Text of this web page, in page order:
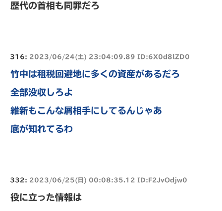
歴代の首相も同罪だろ
316: 2023/06/24(土) 23:04:09.89 ID:6X0d8lZD0
竹中は租税回避地に多くの資産があるだろ
全部没収しろよ
維新もこんな屑相手にしてるんじゃあ
底が知れてるわ
332: 2023/06/25(日) 00:08:35.12 ID:F2JvOdjw0
役に立った情報は